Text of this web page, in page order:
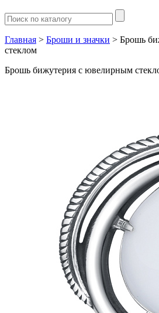
Главная > Броши и значки > Брошь
стеклом
Брошь бижутерия с ювелирным